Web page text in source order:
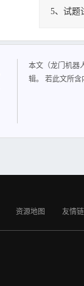
5、试题
本文（龙门机器
辑。 若此文所含
资源地图 友情